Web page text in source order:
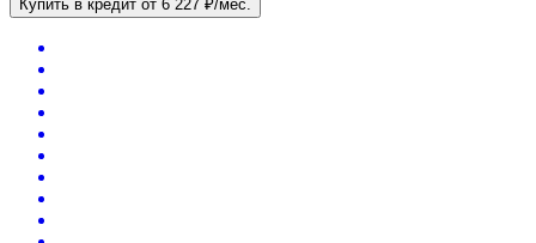
Купить в кредит от 6 227 ₽/мес.